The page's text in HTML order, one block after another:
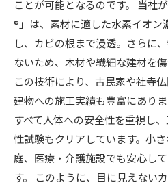
ことが可能となるのです。 当社
®」は、素材に適した水素イオン
し、カビの根まで浸透。さらに
ないため、木材や繊細な建材を
この技術により、古民家や社寺
建物への施工実績も豊富にあり
すべて人体への安全性を重視し
性試験もクリアしています。小
庭、医療・介護施設でも安心し
す。 このように、目に見えない